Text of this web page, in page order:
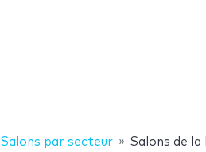
Salons par secteur Salons de la